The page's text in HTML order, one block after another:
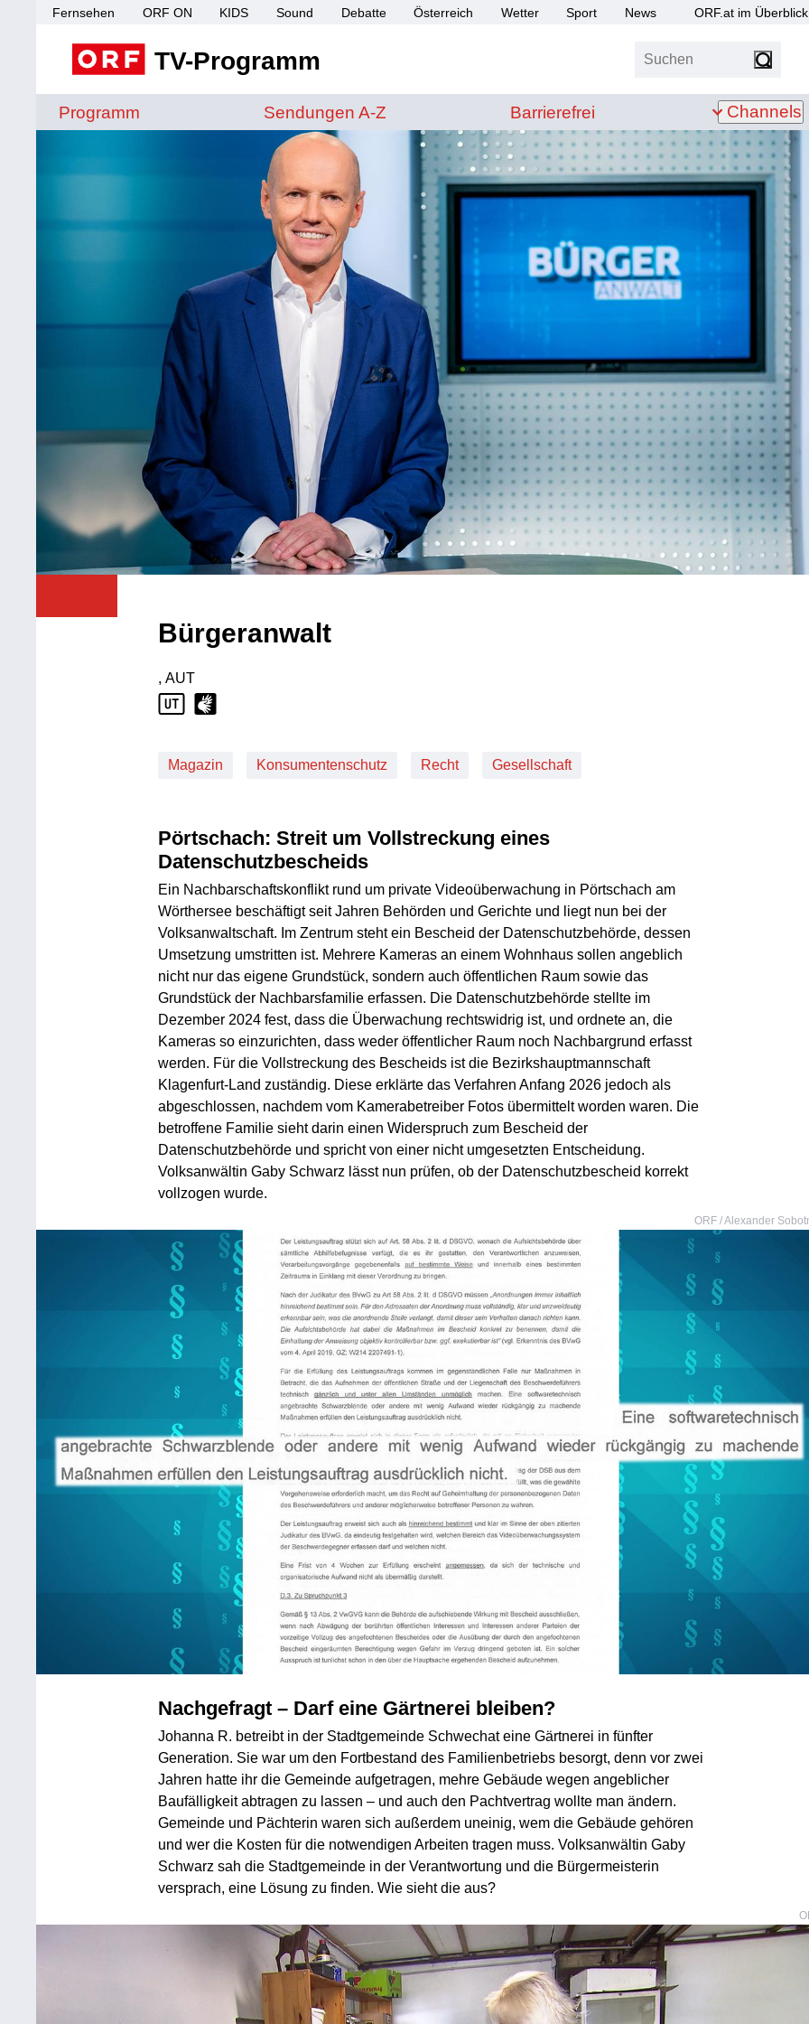
Fernsehen ORF ON KIDS Sound Debatte Österreich Wetter Sport News ORF.at im Überblick
TV-Programm Suchen
Programm Sendungen von A bis Z
Sendungen A-Z Barrierefrei
Barrierefrei Channels
Bürgeranwalt
Produktionsland: AUT
, AUT
Magazin Konsumentenschutz Recht Gesellschaft
Pörtschach: Streit um Vollstreckung eines
Datenschutzbescheids
Ein Nachbarschaftskonflikt rund um private Videoüberwachung in Pörtschach am
Wörthersee beschäftigt seit Jahren Behörden und Gerichte und liegt nun bei der
Volksanwaltschaft. Im Zentrum steht ein Bescheid der Datenschutzbehörde, dessen
Umsetzung umstritten ist. Mehrere Kameras an einem Wohnhaus sollen angeblich
nicht nur das eigene Grundstück, sondern auch öffentlichen Raum sowie das
Grundstück der Nachbarsfamilie erfassen. Die Datenschutzbehörde stellte im
Dezember 2024 fest, dass die Überwachung rechtswidrig ist, und ordnete an, die
Kameras so einzurichten, dass weder öffentlicher Raum noch Nachbargrund erfasst
werden. Für die Vollstreckung des Bescheids ist die Bezirkshauptmannschaft
Klagenfurt‑Land zuständig. Diese erklärte das Verfahren Anfang 2026 jedoch als
abgeschlossen, nachdem vom Kamerabetreiber Fotos übermittelt worden waren. Die
betroffene Familie sieht darin einen Widerspruch zum Bescheid der
Datenschutzbehörde und spricht von einer nicht umgesetzten Entscheidung.
Volksanwältin Gaby Schwarz lässt nun prüfen, ob der Datenschutzbescheid korrekt
vollzogen wurde.
ORF / Alexander
Nachgefragt – Darf eine Gärtnerei bleiben?
Johanna R. betreibt in der Stadtgemeinde Schwechat eine Gärtnerei in fünfter
Generation. Sie war um den Fortbestand des Familienbetriebs besorgt, denn vor zwei
Jahren hatte ihr die Gemeinde aufgetragen, mehre Gebäude wegen angeblicher
Baufälligkeit abtragen zu lassen – und auch den Pachtvertrag wollte man ändern.
Gemeinde und Pächterin waren sich außerdem uneinig, wem die Gebäude gehören
und wer die Kosten für die notwendigen Arbeiten tragen muss. Volksanwältin Gaby
Schwarz sah die Stadtgemeinde in der Verantwortung und die Bürgermeisterin
versprach, eine Lösung zu finden. Wie sieht die aus?